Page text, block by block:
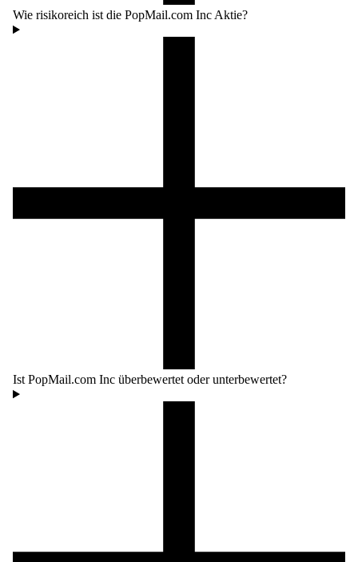
Wie risikoreich ist die PopMail.com Inc Aktie?
Ist PopMail.com Inc überbewertet oder unterbewertet?